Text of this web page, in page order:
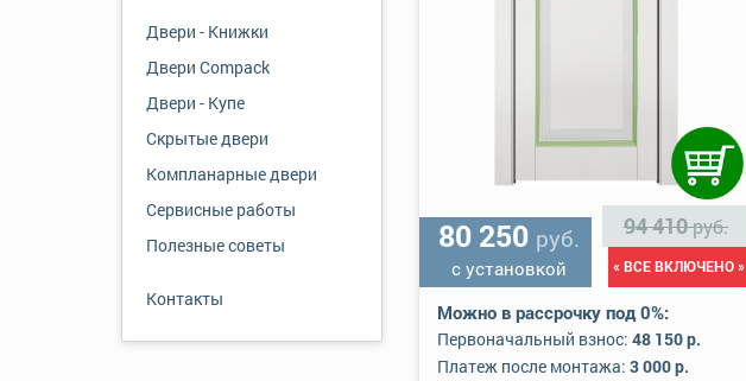
Двери - Книжки
Двери Compack
Двери - Купе
Скрытые двери
Компланарные двери
Сервисные работы
Полезные советы
Контакты
80 250 руб.
с установкой
94 410руб.
« ВСЕ ВКЛЮЧЕНО »
Можно в рассрочку под 0%:
Первоначальный взнос: 48 150 р.
Платеж после монтажа: 3 000 р.